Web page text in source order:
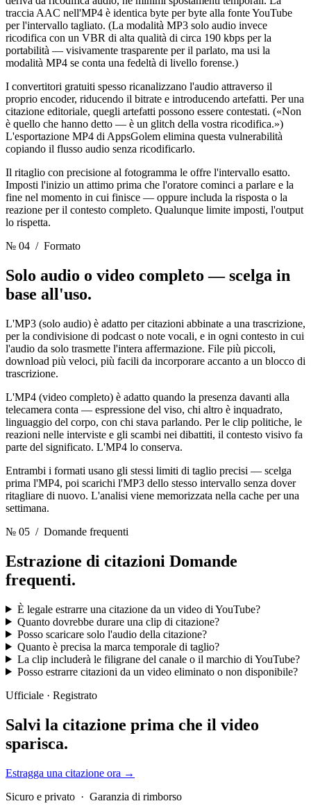
traccia AAC nell'MP4 è identica byte per byte alla fonte YouTube
per l'intervallo tagliato. (La modalità MP3 solo audio invece
ricodifica con un VBR di alta qualità di circa 190 kbps per la
portabilità — visivamente trasparente per il parlato, ma usi la
modalità MP4 se conta una fedeltà di livello forense.)
I convertitori gratuiti spesso ricanalizzano l'audio attraverso il
proprio encoder, riducendo il bitrate e introducendo artefatti. Per una
citazione editoriale, quegli artefatti possono essere contestati. («Non
è quello che hanno detto — è un glitch della vostra ricodifica.»)
L'esportazione MP4 di AppsGolem elimina questa vulnerabilità
copiando il flusso audio senza ricodificarlo.
Il ritaglio con precisione al fotogramma le offre l'intervallo esatto.
Imposti l'inizio un attimo prima che l'oratore cominci a parlare e la
fine nel momento in cui finisce — oppure includa la risposta o la
reazione per il contesto completo. Qualunque limite imposti, l'output
lo rispetta.
№ 04 / Formato
Solo audio o video completo— scelga in
base all'uso.
L'MP3 (solo audio) è adatto per citazioni abbinate a una trascrizione,
per la condivisione di podcast o note vocali, e in ogni contesto in cui
l'audio da solo trasmette l'intera affermazione. File più piccoli,
download più veloci, più facili da incorporare accanto a un blocco di
trascrizione.
L'MP4 (video completo) è adatto quando la presenza davanti alla
telecamera conta — espressione del viso, chi altro è inquadrato,
linguaggio del corpo, con chi stava parlando. Per le clip politiche, le
reazioni nelle interviste e gli scambi nei dibattiti, il contesto visivo fa
parte del significato. L'MP4 lo conserva.
Entrambi i formati usano gli stessi limiti di taglio precisi — scelga
prima l'MP4, poi scarichi l'MP3 dello stesso intervallo senza dover
ritagliare di nuovo. L'analisi viene memorizzata nella cache per una
settimana.
№ 05 / Domande frequenti
Estrazione di citazioni Domande
frequenti.
È legale estrarre una citazione da un video di YouTube?
Quanto dovrebbe durare una clip di citazione?
Posso scaricare solo l'audio della citazione?
Quanto è precisa la marca temporale di taglio?
La clip includerà le filigrane del canale o il marchio di YouTube?
Posso estrarre citazioni da un video eliminato o non disponibile?
Ufficiale · Registrato
Salvi la citazione prima che il video
sparisca.
Estragga una citazione ora →
Sicuro e privato · Garanzia di rimborso